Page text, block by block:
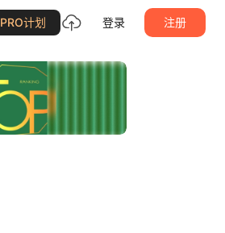
PRO计划 登录 注册
KGdesign 关注